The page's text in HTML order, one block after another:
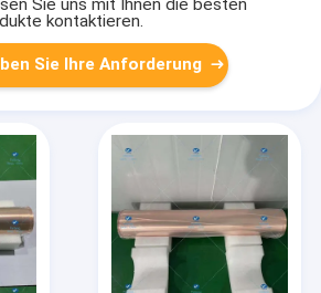
Sie uns mit Ihnen die besten
kontaktieren.
Sie Ihre Anforderung